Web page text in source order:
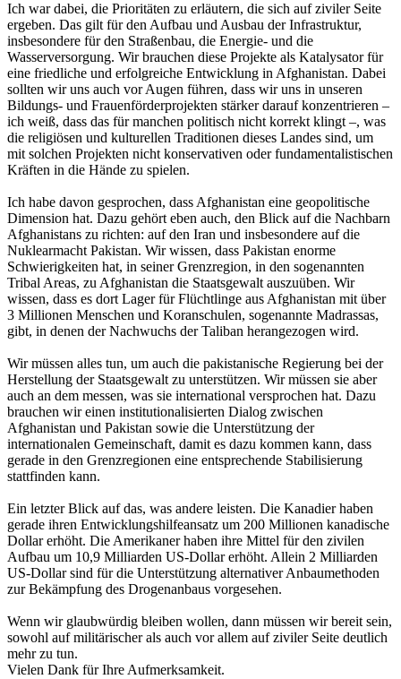
Ich war dabei, die Prioritäten zu erläutern, die sich auf ziviler Seite
ergeben. Das gilt für den Aufbau und Ausbau der Infrastruktur,
insbesondere für den Straßenbau, die Energie- und die
Wasserversorgung. Wir brauchen diese Projekte als Katalysator für
eine friedliche und erfolgreiche Entwicklung in Afghanistan. Dabei
sollten wir uns auch vor Augen führen, dass wir uns in unseren
Bildungs- und Frauenförderprojekten stärker darauf konzentrieren –
ich weiß, dass das für manchen politisch nicht korrekt klingt –, was
die religiösen und kulturellen Traditionen dieses Landes sind, um
mit solchen Projekten nicht konservativen oder fundamentalistischen
Kräften in die Hände zu spielen.
Ich habe davon gesprochen, dass Afghanistan eine geopolitische
Dimension hat. Dazu gehört eben auch, den Blick auf die Nachbarn
Afghanistans zu richten: auf den Iran und insbesondere auf die
Nuklearmacht Pakistan. Wir wissen, dass Pakistan enorme
Schwierigkeiten hat, in seiner Grenzregion, in den sogenannten
Tribal Areas, zu Afghanistan die Staatsgewalt auszuüben. Wir
wissen, dass es dort Lager für Flüchtlinge aus Afghanistan mit über
3 Millionen Menschen und Koranschulen, sogenannte Madrassas,
gibt, in denen der Nachwuchs der Taliban herangezogen wird.
Wir müssen alles tun, um auch die pakistanische Regierung bei der
Herstellung der Staatsgewalt zu unterstützen. Wir müssen sie aber
auch an dem messen, was sie international versprochen hat. Dazu
brauchen wir einen institutionalisierten Dialog zwischen
Afghanistan und Pakistan sowie die Unterstützung der
internationalen Gemeinschaft, damit es dazu kommen kann, dass
gerade in den Grenzregionen eine entsprechende Stabilisierung
stattfinden kann.
Ein letzter Blick auf das, was andere leisten. Die Kanadier haben
gerade ihren Entwicklungshilfeansatz um 200 Millionen kanadische
Dollar erhöht. Die Amerikaner haben ihre Mittel für den zivilen
Aufbau um 10,9 Milliarden US-Dollar erhöht. Allein 2 Milliarden
US-Dollar sind für die Unterstützung alternativer Anbaumethoden
zur Bekämpfung des Drogenanbaus vorgesehen.
Wenn wir glaubwürdig bleiben wollen, dann müssen wir bereit sein,
sowohl auf militärischer als auch vor allem auf ziviler Seite deutlich
mehr zu tun.
Vielen Dank für Ihre Aufmerksamkeit.